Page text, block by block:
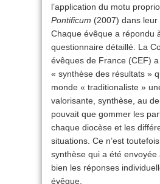
l’application du motu proprio
Pontificum (2007) dans leur
Chaque évêque a répondu
questionnaire détaillé. La
évêques de France (CEF)
« synthèse des résultats »
monde « traditionaliste »
valorisante, synthèse, au
pouvait que gommer les
chaque diocèse et les
situations. Ce n’est
synthèse qui a été envoyée
bien les réponses
évêque.